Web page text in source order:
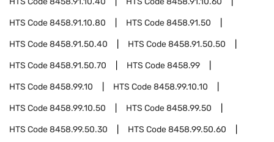
HTS Code8458.91.10.80 HTS Code8458.91.50
HTS Code8458.91.50.40 HTS Code8458.91.50.50
HTS Code8458.91.50.70 HTS Code8458.99
HTS Code8458.99.10 HTS Code8458.99.10.10
HTS Code8458.99.10.50 HTS Code8458.99.50
HTS Code8458.99.50.30 HTS Code8458.99.50.60